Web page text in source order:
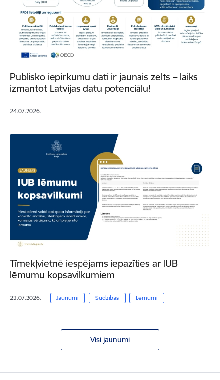
Publisko iepirkumu dati ir jaunais zelts – laiks
izmantot Latvijas datu potenciālu!
24.07.2026.
Tīmekļvietnē iespējams iepazīties ar IUB
lēmumu kopsavilkumiem
23.07.2026. Jaunumi Sūdzības Lēmumi
Visi jaunumi